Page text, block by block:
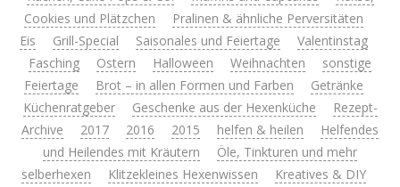
Cookies und Plätzchen
Pralinen & ähnliche Perversitäten
Eis
Grill-Special Saisonales und Feiertage
Valentinstag
Fasching
Ostern Halloween Weihnachten
sonstige
Feiertage
Brot – in allen Formen und Farben
Getränke
Küchenratgeber
Geschenke aus der Hexenküche
Rezept-
Archive
2017 2016 2015 helfen & heilen
Helfendes
und Heilendes mit Kräutern
Öle, Tinkturen und mehr
selberhexen
Klitzekleines Hexenwissen
Kreatives & DIY